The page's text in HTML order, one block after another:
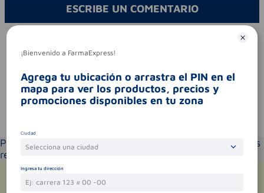
ESCRIBE UN COMENTARIO
Por favor, inicie sesión para escribir un comentario
Sin comentarios.
Por favor selecciona tu ubicación y verás los productos
recomendados según la cobertura de entrega
¡Bienvenido a FarmaExpress!
Agrega tu ubicación o arrastra el PIN en el
mapa para ver los productos, precios y
promociones disponibles en tu zona
Ciudad
Selecciona una ciudad
Ingresa tu dirección